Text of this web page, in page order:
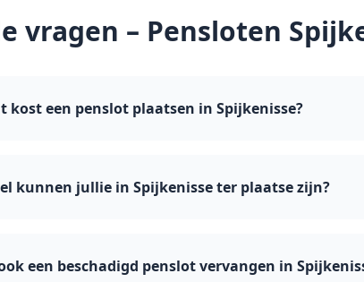
vragen – Pensloten
kost een penslot plaatsen in Spijkenisse?
kunnen jullie in Spijkenisse ter plaatse zijn?
een beschadigd penslot vervangen in